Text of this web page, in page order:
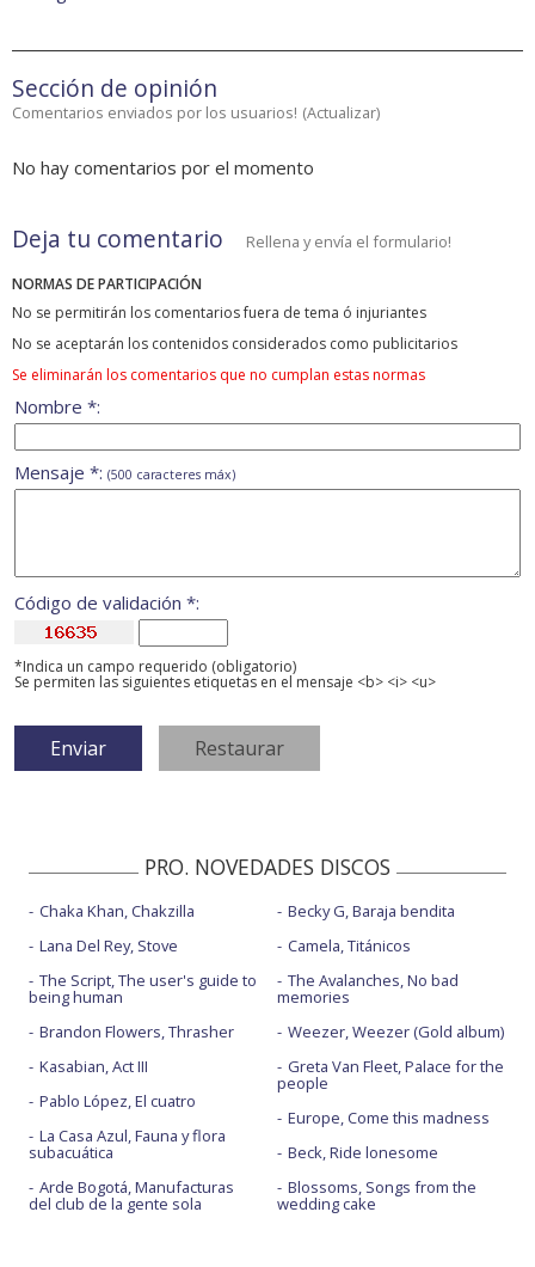
Sección de opinión
Comentarios enviados por los usuarios! (Actualizar)
No hay comentarios por el momento
Deja tu comentario Rellena y envía el formulario!
NORMAS DE PARTICIPACIÓN
No se permitirán los comentarios fuera de tema ó injuriantes
No se aceptarán los contenidos considerados como publicitarios
Se eliminarán los comentarios que no cumplan estas normas
Nombre *:
Mensaje *: (500 caracteres máx)
Código de validación *:
*Indica un campo requerido (obligatorio)
Se permiten las siguientes etiquetas en el mensaje <b> <i> <u>
PRO. NOVEDADES DISCOS
Chaka Khan, Chakzilla
Lana Del Rey, Stove
The Script, The user's guide to
being human
Brandon Flowers, Thrasher
Kasabian, Act III
Pablo López, El cuatro
La Casa Azul, Fauna y flora
subacuática
Arde Bogotá, Manufacturas
del club de la gente sola
Becky G, Baraja bendita
Camela, Titánicos
The Avalanches, No bad
memories
Weezer, Weezer (Gold album)
Greta Van Fleet, Palace for the
people
Europe, Come this madness
Beck, Ride lonesome
Blossoms, Songs from the
wedding cake